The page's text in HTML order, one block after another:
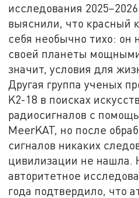
исследования
выяснили, что красный
себя необычно тихо: он
своей планеты
значит, условия для
Другая группа ученых
K2-18 в поисках
радиосигналов с
MeerKAT, но после
сигналов никаких
цивилизации не нашла.
авторитетное
года подтвердило, что